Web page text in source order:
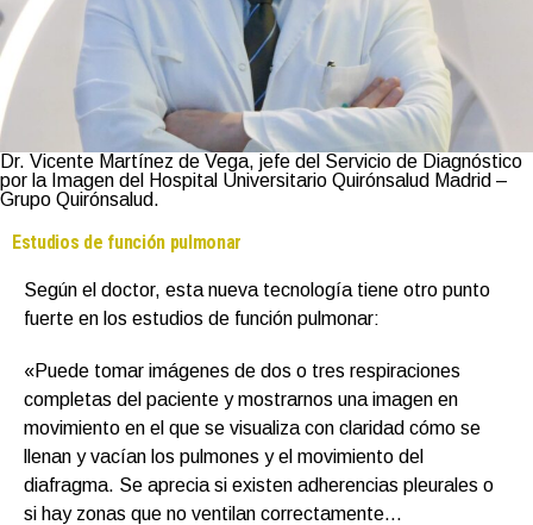
Dr. Vicente Martínez de Vega, jefe del Servicio de Diagnóstico
por la Imagen del Hospital Universitario Quirónsalud Madrid –
Grupo Quirónsalud.
Estudios de función pulmonar
Según el doctor, esta nueva tecnología tiene otro punto
fuerte en los estudios de función pulmonar:
«Puede tomar imágenes de dos o tres respiraciones
completas del paciente y mostrarnos una imagen en
movimiento en el que se visualiza con claridad cómo se
llenan y vacían los pulmones y el movimiento del
diafragma. Se aprecia si existen adherencias pleurales o
si hay zonas que no ventilan correctamente…